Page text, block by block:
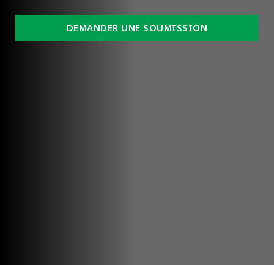
DEMANDER UNE SOUMISSION